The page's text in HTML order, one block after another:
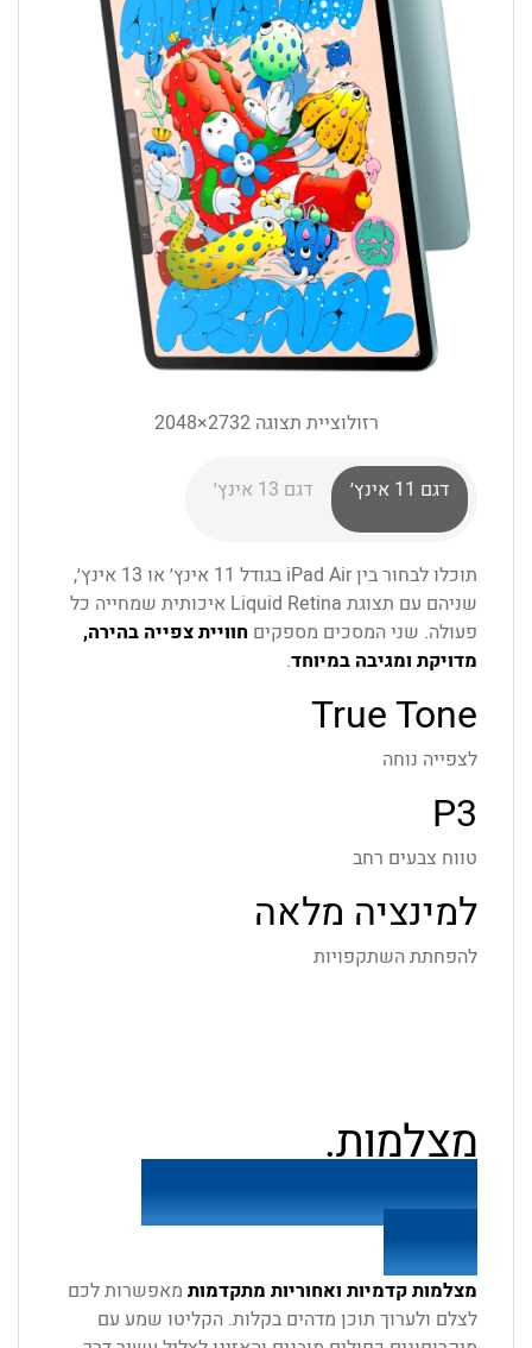
רזולוציית תצוגה 2732×2048
דגם ‎11‎ אינץ׳ דגם ‎13‎ אינץ׳
תוכלו לבחור בין iPad Air בגודל ‎11‎ אינץ׳ או ‎13‎ אינץ׳,
שניהם עם תצוגת Liquid Retina איכותית שמחייה כל
פעולה. שני המסכים מספקים חוויית צפייה בהירה,
מדויקת ומגיבה במיוחד.
True Tone
לצפייה נוחה
P3
טווח צבעים רחב
למינציה מלאה
להפחתת השתקפויות
מצלמות.
תפסו כל רגע — וכל
רעיון.
מצלמות קדמיות ואחוריות מתקדמות מאפשרות לכם
לצלם ולערוך תוכן מדהים בקלות. הקליטו שמע עם